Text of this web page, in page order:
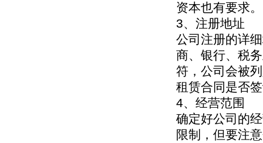
资本也有要求。
3、注册地址
公司注册的详
商、银行、税
符，公司会被
租赁合同是否
4、经营范围
确定好公司的
限制，但要注